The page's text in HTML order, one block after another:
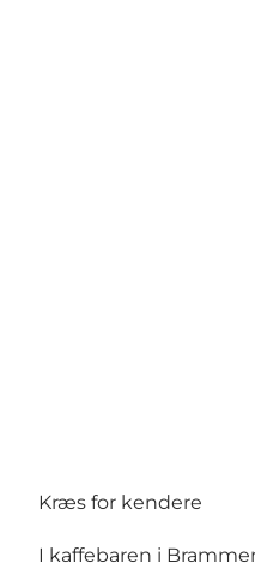
Kræs for kendere
I kaffebaren i